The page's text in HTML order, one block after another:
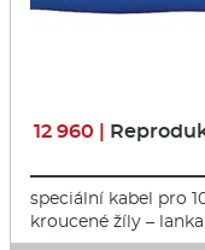
12 960 |
speciální kabel pro
kroucené žíly –